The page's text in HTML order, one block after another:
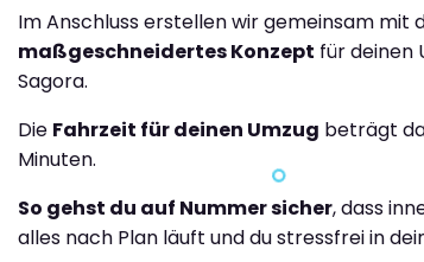
Im Anschluss erstellen wir gemeinsam mit
maßgeschneidertes Konzept für deinen
Sagora.
Die Fahrzeit für deinen Umzug beträgt
Minuten.
So gehst du auf Nummer sicher, dass
alles nach Plan läuft und du stressfrei in